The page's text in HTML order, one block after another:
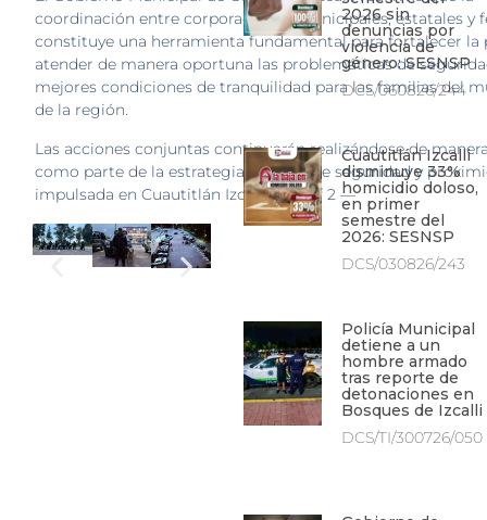
coordinación entre corporaciones municipales, estatales y
constituye una herramienta fundamental para fortalecer la
atender de manera oportuna las problemáticas de
mejores condiciones de tranquilidad para las familias del
de la región.
Las acciones conjuntas continuarán realizándose de
como parte de la estrategia integral de seguridad y
impulsada en Cuautitlán Izcalli. — 2 of 2 —
2026 sin
denuncias por
violencia de
género: SESNSP
DCS/060826/244
Cuautitlán Izcalli
disminuye 33%
homicidio doloso,
en primer
semestre del
2026: SESNSP
DCS/030826/243
Policía Municipal
detiene a un
hombre armado
tras reporte de
detonaciones en
Bosques de Izcalli
DCS/TI/300726/050